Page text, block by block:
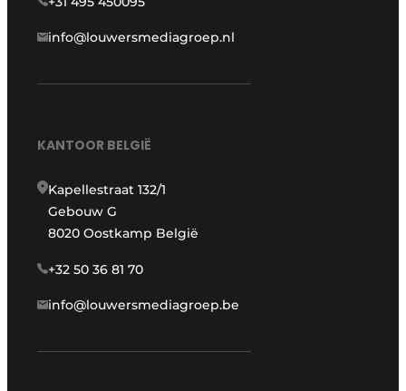
info@louwersmediagroep.nl
KANTOOR BELGIË
Kapellestraat 132/1
Gebouw G
8020 Oostkamp België
+32 50 36 81 70
info@louwersmediagroep.be